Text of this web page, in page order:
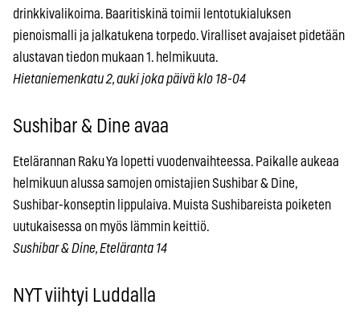
drinkkivalikoima. Baaritiskinä toimii lentotukialuksen
pienoismalli ja jalkatukena torpedo. Viralliset avajaiset pidetään
alustavan tiedon mukaan 1. helmikuuta.
Hietaniemenkatu 2, auki joka päivä klo 18-04
Sushibar & Dine avaa
Etelärannan Raku Ya lopetti vuodenvaihteessa. Paikalle aukeaa
helmikuun alussa samojen omistajien Sushibar & Dine,
Sushibar-konseptin lippulaiva. Muista Sushibareista poiketen
uutukaisessa on myös lämmin keittiö.
Sushibar & Dine, Eteläranta 14
NYT viihtyi Luddalla